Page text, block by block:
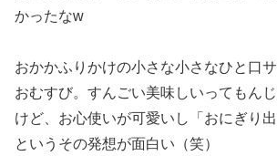
かったなw
おかかふりかけの小さな小さなひと口
おむすび。すんごい美味しいってもん
けど、お心使いが可愛いし「おにぎり出
というその発想が面白い（笑）